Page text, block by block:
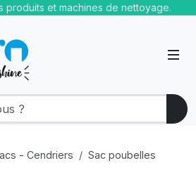
produits et machines de nettoyage.
- Cendriers Sac poubelles